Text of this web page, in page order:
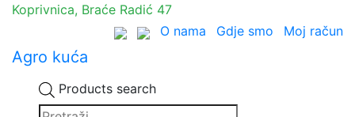
Koprivnica, Braće Radić 47
O nama
Gdje smo Moj račun
Agro kuća
Products search